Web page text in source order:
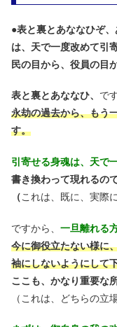
●表と裏とあななひぞ
は、天で一度改めて引
民の目から、役員の目
表と裏とあななひ、 で
永劫の過去から、もう
す。
引寄せる身魂は、天で
書き換わって現れるので
（これは、既に、実際
ですから、 一旦離れる
今に御役立たない様に
袖にしないようにして
ここも、かなり重要な
（これは、どちらの立